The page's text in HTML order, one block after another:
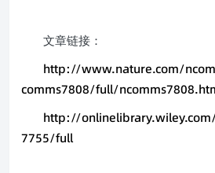
文章链接：
http://www.nature.com/
comms7808/full/
http://
7755/full